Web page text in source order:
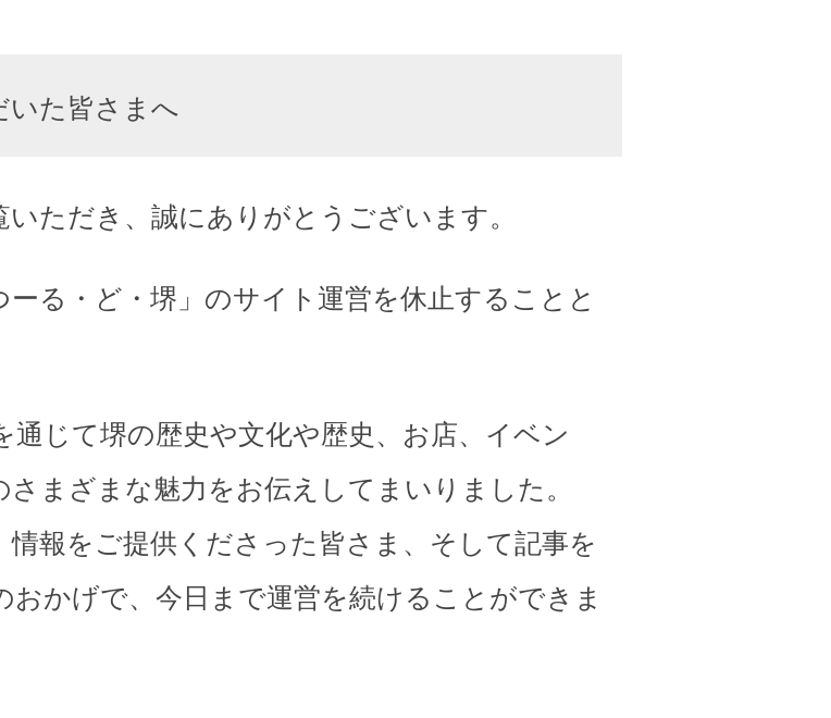
いた皆さまへ
ただき、誠にありがとうございます。
る・ど・堺」のサイト運営を休止することと
じて堺の歴史や文化や歴史、お店、イベン
まざまな魅力をお伝えしてまいりました。
報をご提供くださった皆さま、そして記事を
かげで、今日まで運営を続けることができま